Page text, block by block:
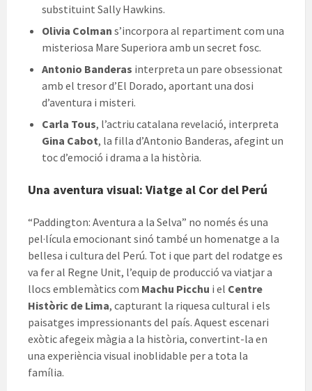
substituint Sally Hawkins.
Olivia Colman s’incorpora al repartiment com una
misteriosa Mare Superiora amb un secret fosc.
Antonio Banderas interpreta un pare obsessionat
amb el tresor d’El Dorado, aportant una dosi
d’aventura i misteri.
Carla Tous, l’actriu catalana revelació, interpreta
Gina Cabot, la filla d’Antonio Banderas, afegint un
toc d’emoció i drama a la història.
Una aventura visual: Viatge al Cor del Perú
“Paddington: Aventura a la Selva” no només és una
pel·lícula emocionant sinó també un homenatge a la
bellesa i cultura del Perú. Tot i que part del rodatge es
va fer al Regne Unit, l’equip de producció va viatjar a
llocs emblemàtics com Machu Picchu i el Centre
Històric de Lima, capturant la riquesa cultural i els
paisatges impressionants del país. Aquest escenari
exòtic afegeix màgia a la història, convertint-la en
una experiència visual inoblidable per a tota la
família.